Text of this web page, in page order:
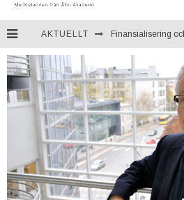
AKTUELLT Finansialisering
En resa genom
Åbo Akademi firar